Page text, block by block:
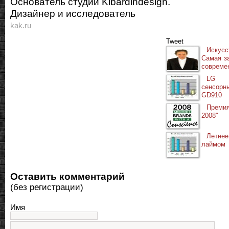
Дизайнер и исследователь
kak.ru
Tweet
Самая
LG
GD910
2008″
лаймом
Оставить комментарий
(без регистрации)
Имя